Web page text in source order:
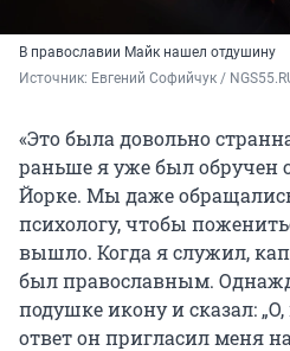
В православии Майк нашел отдушину
Источник: Евгений Софийчук /
«Это была довольно
раньше я уже был обручен
Йорке. Мы даже
психологу, чтобы
вышло. Когда я служил,
был православным.
подушке икону и сказал: „О,
ответ он пригласил меня